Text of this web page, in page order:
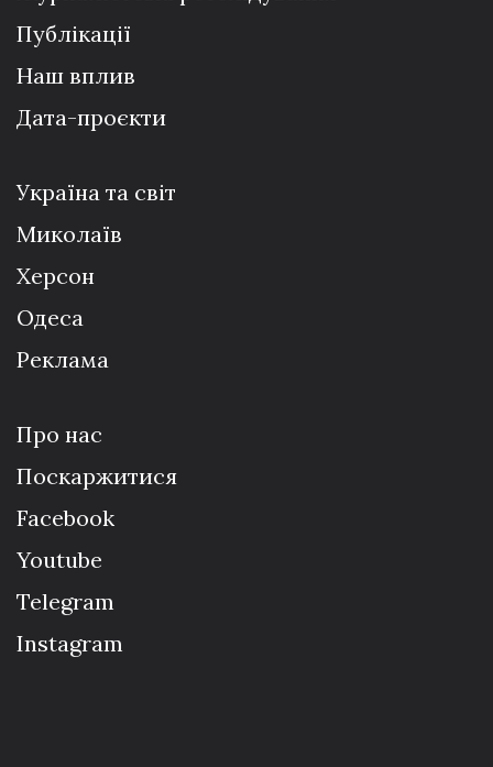
Публікації
Наш вплив
Дата-проєкти
Україна та світ
Миколаїв
Херсон
Одеса
Реклама
Про нас
Поскаржитися
Facebook
Youtube
Telegram
Instagram